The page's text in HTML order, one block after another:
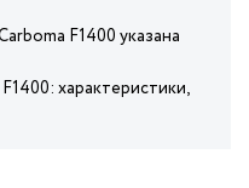
F1400 указана
характеристики,